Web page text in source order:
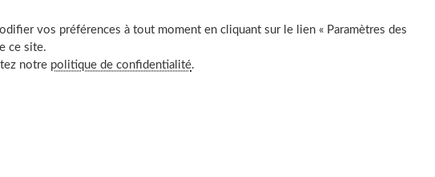
de thé bio, sans pesticide
vos préférences à tout moment en cliquant sur le lien « Paramètres des
ce site.
notre politique de confidentialité.